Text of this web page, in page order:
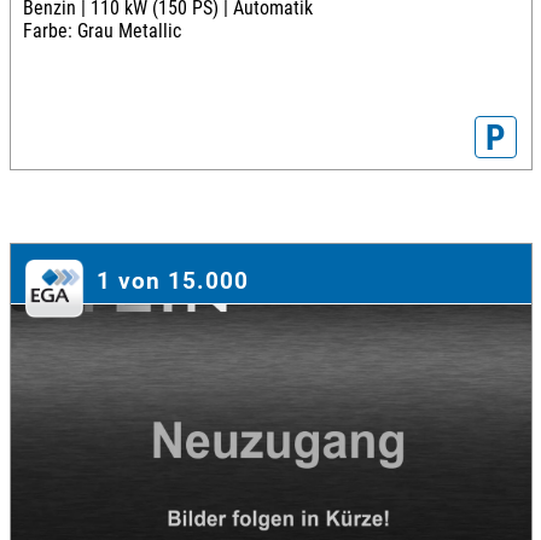
Benzin | 110 kW (150 PS) | Automatik
Farbe: Grau Metallic
P
1 von 15.000